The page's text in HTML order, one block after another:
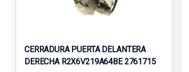
CERRADURA PUERTA DELANTERA
DERECHA R2X6V219A64BE 2761715